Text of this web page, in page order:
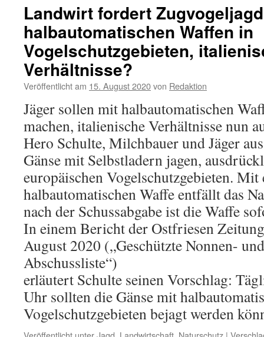
Ansage
–
Landwirt fordert
halbautomatischen Waffen in
Vogelschutzgebieten,
Verhältnisse?
Veröffentlicht am 15. August 2020von Redaktion
Jäger sollen mit halbautomatischen
machen, italienische Verhältnisse nun
Hero Schulte, Milchbauer und Jäger
Gänse mit Selbstladern jagen,
europäischen Vogelschutzgebieten. Mit
halbautomatischen Waffe entfällt das
nach der Schussabgabe ist die Waffe
In einem Bericht der Ostfriesen
August 2020 („Geschützte Nonnen-
Abschussliste“)
erläutert Schulte seinen Vorschlag:
Uhr sollten die Gänse mit
Vogelschutzgebieten bejagt werden